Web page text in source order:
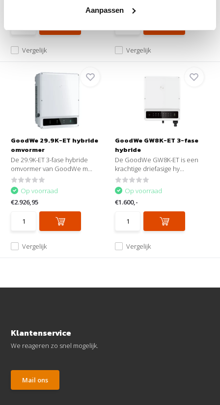
Aanpassen
Vergelijk Vergelijk
€2.721,95
GoodWe 29.9K-ET hybride
omvormer
De 29.9K-ET 3-fase hybride
omvormer van GoodWe m...
Vergelijk
Op voorraad
€2.926,95
GoodWe GW8K-ET 3-fase
hybride
De GoodWe GW8K-ET is een
krachtige driefasige hy...
Vergelijk
Op voorraad
€1.600,-
Klantenservice
We reageren zo snel mogelijk.
Mail ons